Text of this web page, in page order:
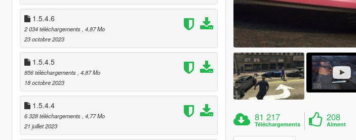
1.5.4.6
2 034 téléchargements , 4,87 Mo
23 octobre 2023
1.5.4.5
856 téléchargements , 4,87 Mo
18 octobre 2023
1.5.4.4
6 328 téléchargements , 4,77 Mo
21 juillet 2023
81 217
Téléchargements
208
Aiment